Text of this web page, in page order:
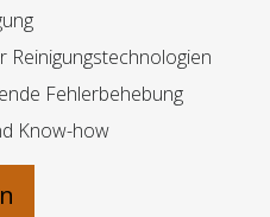
Reinigungstechnologien
Fehlerbehebung
Know-how